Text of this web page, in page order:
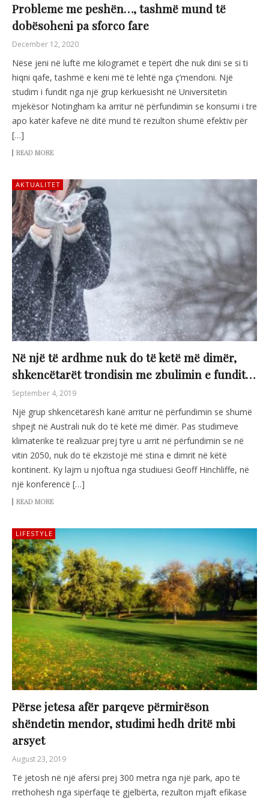
Probleme me peshën…, tashmë mund të
dobësoheni pa sforco fare
December 12, 2020
Nëse jeni në luftë me kilogramët e tepërt dhe nuk dini se si ti
hiqni qafe, tashmë e keni më të lehtë nga ç’mendoni. Një
studim i fundit nga një grup kërkuesisht në Universitetin
mjekësor Notingham ka arritur në përfundimin se konsumi i tre
apo katër kafeve në ditë mund të rezulton shumë efektiv për
[…]
READ MORE
AKTUALITET
Në një të ardhme nuk do të ketë më dimër,
shkencëtarët trondisin me zbulimin e fundit…
September 4, 2019
Një grup shkencëtarësh kanë arritur në përfundimin se shumë
shpejt në Australi nuk do të ketë më dimër. Pas studimeve
klimaterike të realizuar prej tyre u arrit në përfundimin se në
vitin 2050, nuk do të ekzistojë më stina e dimrit në këtë
kontinent. Ky lajm u njoftua nga studiuesi Geoff Hinchliffe, në
një konferencë […]
READ MORE
LIFESTYLE
Përse jetesa afër parqeve përmirëson
shëndetin mendor, studimi hedh dritë mbi
arsyet
August 23, 2019
Të jetosh në një afërsi prej 300 metra nga një park, apo të
rrethohesh nga sipërfaqe të gjelbërta, rezulton mjaft efikase